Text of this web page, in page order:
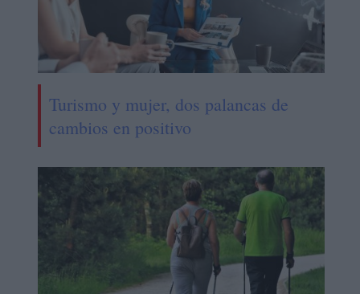
Turismo y mujer, dos palancas de
cambios en positivo